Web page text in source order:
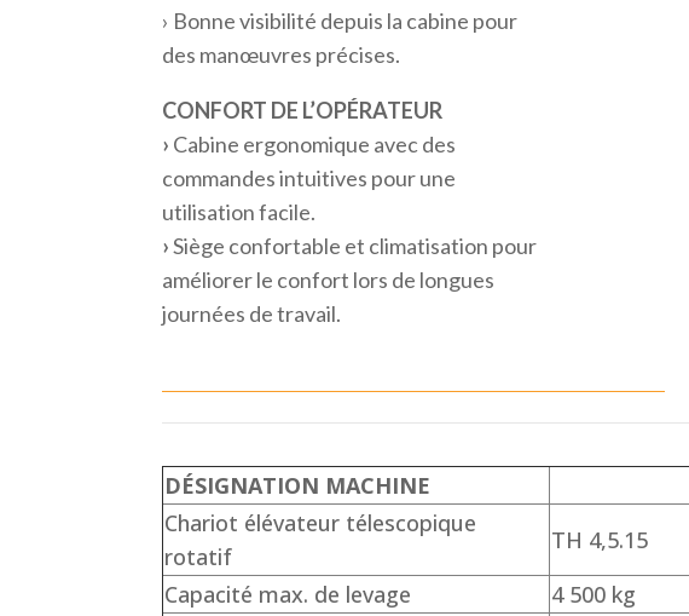
› Bonne visibilité depuis la cabine pour
des manœuvres précises.
CONFORT DE L’OPÉRATEUR
› Cabine ergonomique avec des
commandes intuitives pour une
utilisation facile.
›Siège confortable et climatisation pour
améliorer le confort lors de longues
journées de travail.
DÉSIGNATION MACHINE
Chariot élévateur télescopique
rotatif
TH 4,5.15
Capacité max. de levage
4 500 kg